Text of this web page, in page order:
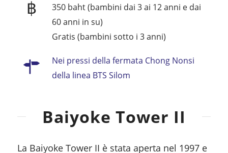
฿
350 baht (bambini dai 3 ai 12 anni e dai
60 anni in su)
Gratis (bambini sotto i 3 anni)
Nei pressi della fermata Chong Nonsi
della linea BTS Silom
Baiyoke Tower II
La Baiyoke Tower II è stata aperta nel 1997 e